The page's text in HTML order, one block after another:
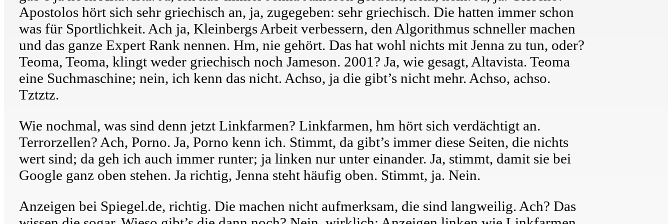
Apostolos hört sich sehr griechisch an, ja, zugegeben: sehr griechisch. Die hatten immer schon
was für Sportlichkeit. Ach ja, Kleinbergs Arbeit verbessern, den Algorithmus schneller machen
und das ganze Expert Rank nennen. Hm, nie gehört. Das hat wohl nichts mit Jenna zu tun, oder?
Teoma, Teoma, klingt weder griechisch noch Jameson. 2001? Ja, wie gesagt, Altavista. Teoma
eine Suchmaschine; nein, ich kenn das nicht. Achso, ja die gibt’s nicht mehr. Achso, achso.
Tztztz.
Wie nochmal, was sind denn jetzt Linkfarmen? Linkfarmen, hm hört sich verdächtigt an.
Terrorzellen? Ach, Porno. Ja, Porno kenn ich. Stimmt, da gibt’s immer diese Seiten, die nichts
wert sind; da geh ich auch immer runter; ja linken nur unter einander. Ja, stimmt, damit sie bei
Google ganz oben stehen. Ja richtig, Jenna steht häufig oben. Stimmt, ja. Nein.
Anzeigen bei Spiegel.de, richtig. Die machen nicht aufmerksam, die sind langweilig. Ach? Das